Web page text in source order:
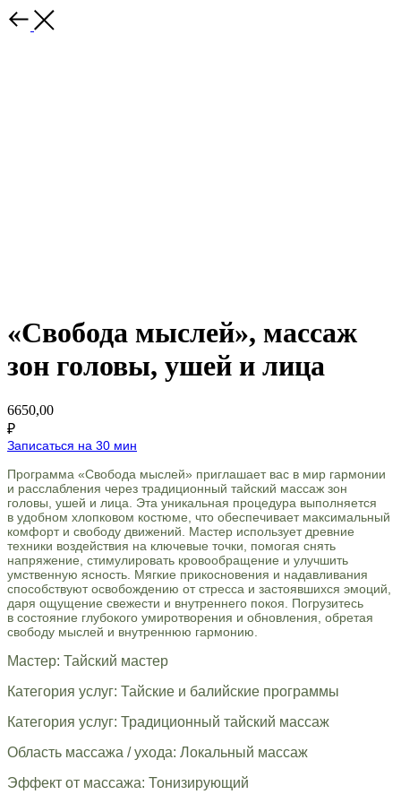
«Свобода мыслей», массаж
зон головы, ушей и лица
6650,00
₽
Записаться на 30 мин
Программа «Свобода мыслей» приглашает вас в мир гармонии
и расслабления через традиционный тайский массаж зон
головы, ушей и лица. Эта уникальная процедура выполняется
в удобном хлопковом костюме, что обеспечивает максимальный
комфорт и свободу движений. Мастер использует древние
техники воздействия на ключевые точки, помогая снять
напряжение, стимулировать кровообращение и улучшить
умственную ясность. Мягкие прикосновения и надавливания
способствуют освобождению от стресса и застоявшихся эмоций,
даря ощущение свежести и внутреннего покоя. Погрузитесь
в состояние глубокого умиротворения и обновления, обретая
свободу мыслей и внутреннюю гармонию.
Мастер: Тайский мастер
Категория услуг: Тайские и балийские программы
Категория услуг: Традиционный тайский массаж
Область массажа / ухода: Локальный массаж
Эффект от массажа: Тонизирующий